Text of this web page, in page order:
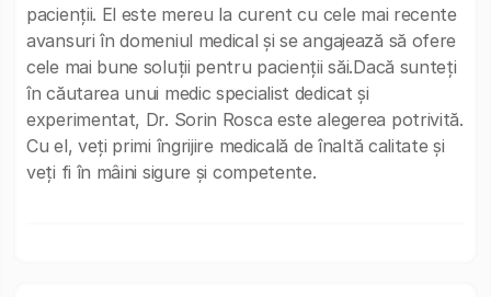
pacienții. El este mereu la curent cu cele mai recente
avansuri în domeniul medical și se angajează să ofere
cele mai bune soluții pentru pacienții săi.Dacă sunteți
în căutarea unui medic specialist dedicat și
experimentat, Dr. Sorin Rosca este alegerea potrivită.
Cu el, veți primi îngrijire medicală de înaltă calitate și
veți fi în mâini sigure și competente.